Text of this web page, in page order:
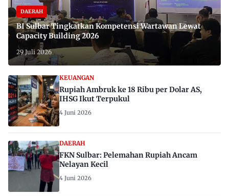
DAERAH
BI Sulbar Tingkatkan Kompetensi Wartawan Lewat
Capacity Building 2026
29 Juli 2026
KEUANGAN
Rupiah Ambruk ke 18 Ribu per Dolar AS,
IHSG Ikut Terpukul
4 Juni 2026
DAERAH
FKN Sulbar: Pelemahan Rupiah Ancam
Nelayan Kecil
4 Juni 2026